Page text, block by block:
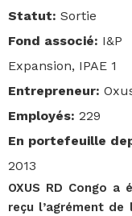
Statut: Sortie
Fond associé: I&P
Expansion, IPAE 1
Entrepreneur:
Employés: 229
En portefeuille
2013
OXUS RD Congo
reçu l’agrément de